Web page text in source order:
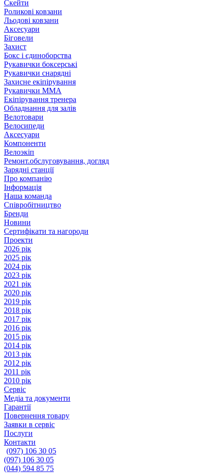
Скейти
Роликові ковзани
Льодові ковзани
Аксесуари
Біговели
Захист
Бокс і єдиноборства
Рукавички боксерські
Рукавички снарядні
Захисне екіпірування
Рукавички ММА
Екіпірування тренера
Обладнання для залів
Велотовари
Велосипеди
Аксесуари
Компоненти
Велоэкіп
Ремонт.обслуговування, догляд
Зарядні станції
Про компанію
Інформація
Наша команда
Співробітництво
Бренди
Новини
Сертифікати та нагороди
Проекти
2026 рік
2025 рік
2024 рік
2023 рік
2021 рік
2020 рік
2019 рік
2018 рік
2017 рік
2016 рік
2015 рік
2014 рік
2013 рік
2012 рік
2011 рік
2010 рік
Сервіс
Медіа та документи
Гарантії
Повернення товару
Заявки в сервіс
Послуги
Контакти
(097) 106 30 05
(097) 106 30 05
(044) 594 85 75